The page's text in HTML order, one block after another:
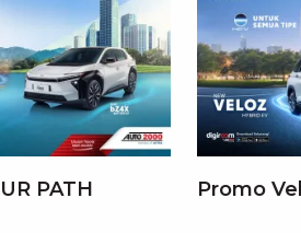
PATH
Promo